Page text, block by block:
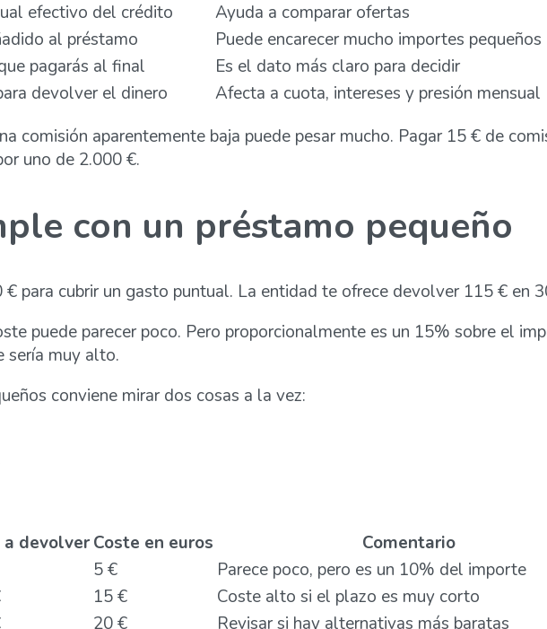
efectivo del crédito
Ayuda a comparar ofertas
al préstamo
Puede encarecer mucho importes pequeños
pagarás al final
Es el dato más claro para decidir
devolver el dinero
Afecta a cuota, intereses y presión mensual
comisión aparentemente baja puede pesar mucho. Pagar 15 € de
uno de 2.000 €.
con un préstamo pequeño
€ para cubrir un gasto puntual. La entidad te ofrece devolver 115 € en
puede parecer poco. Pero proporcionalmente es un 15% sobre el
sería muy alto.
conviene mirar dos cosas a la vez:
devolverCoste en euros
Comentario
5 €
Parece poco, pero es un 10% del importe
15 €
Coste alto si el plazo es muy corto
20 € Revisar si hay alternativas más baratas